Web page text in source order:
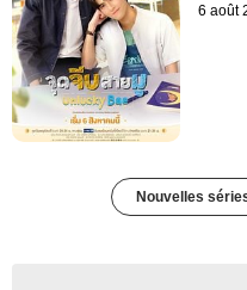
6 août
Nouvelles